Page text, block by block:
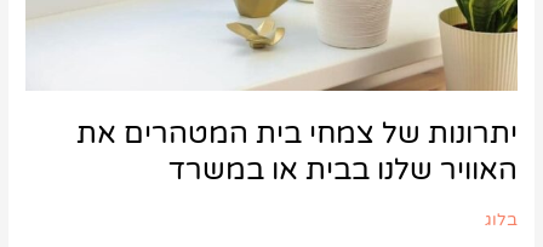
יתרונות של צמחי בית המטהרים את
האוויר שלנו בבית או במשרד
בלוג
או
במשרד